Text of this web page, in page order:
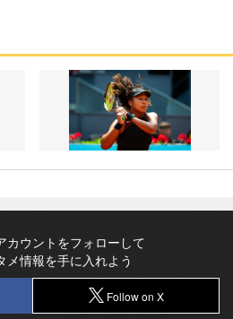
カウントをフォローして
メ情報を手に入れよう
Follow on X